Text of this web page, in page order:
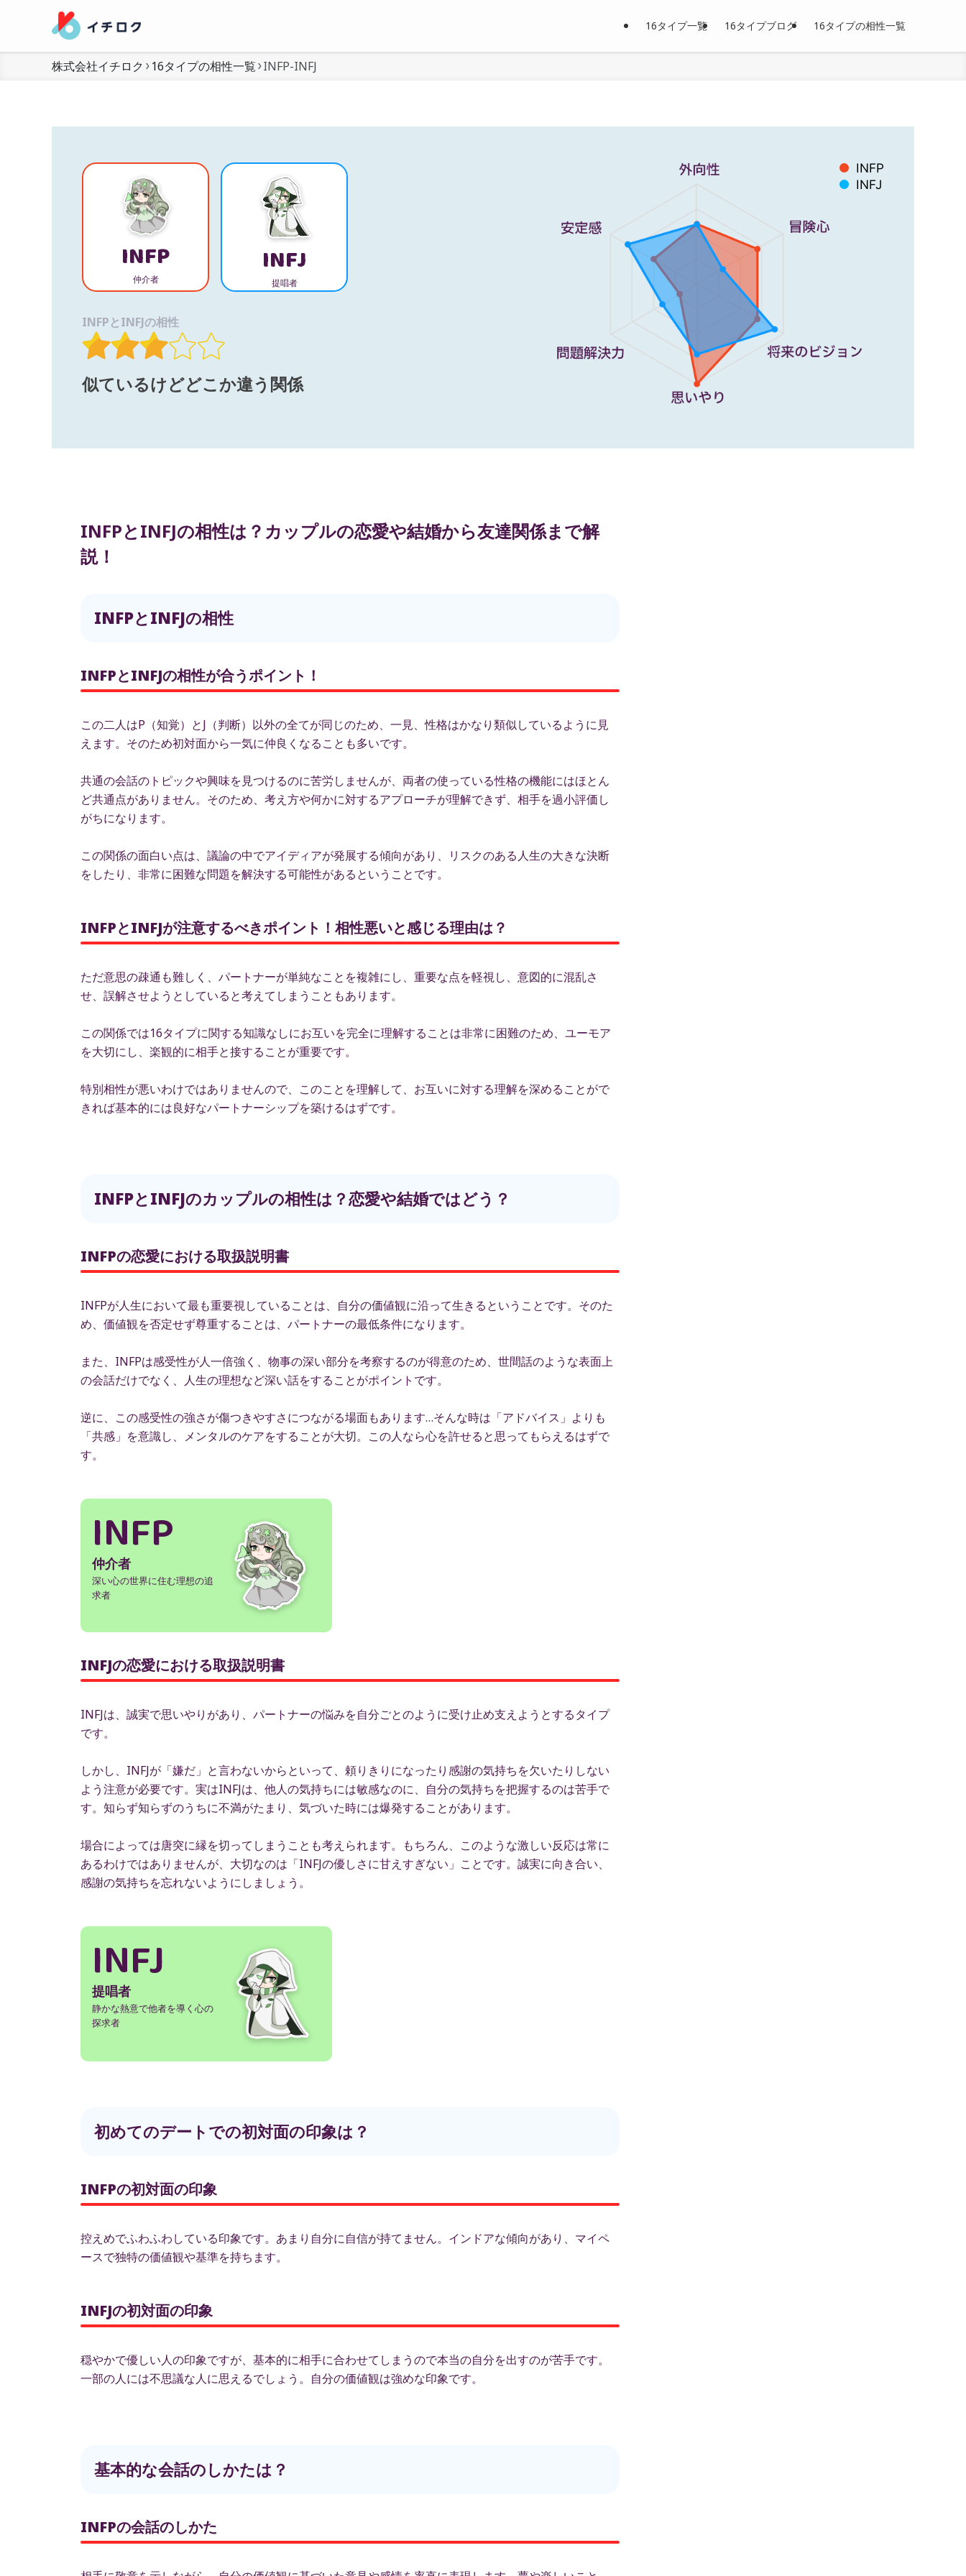
16タイプ一覧 16タイプブログ 16タイプの相性一覧
株式会社イチロク 16タイプの相性一覧 INFP-INFJ
INFP
仲介者
INFJ
提唱者
INFPとINFJの相性
似ているけどどこか違う関係
INFP
INFJ
INFPとINFJの相性は？カップルの恋愛や結婚から友達関係まで解
説！
INFPとINFJの相性
INFPとINFJの相性が合うポイント！
この二人はP（知覚）とJ（判断）以外の全てが同じのため、一見、性格はかなり類似しているように見
えます。そのため初対面から一気に仲良くなることも多いです。
共通の会話のトピックや興味を見つけるのに苦労しませんが、両者の使っている性格の機能にはほとん
ど共通点がありません。そのため、考え方や何かに対するアプローチが理解できず、相手を過小評価し
がちになります。
この関係の面白い点は、議論の中でアイディアが発展する傾向があり、リスクのある人生の大きな決断
をしたり、非常に困難な問題を解決する可能性があるということです。
INFPとINFJが注意するべきポイント！相性悪いと感じる理由は？
ただ意思の疎通も難しく、パートナーが単純なことを複雑にし、重要な点を軽視し、意図的に混乱さ
せ、誤解させようとしていると考えてしまうこともあります。
この関係では16タイプに関する知識なしにお互いを完全に理解することは非常に困難のため、ユーモア
を大切にし、楽観的に相手と接することが重要です。
特別相性が悪いわけではありませんので、このことを理解して、お互いに対する理解を深めることがで
きれば基本的には良好なパートナーシップを築けるはずです。
INFPとINFJのカップルの相性は？恋愛や結婚ではどう？
INFPの恋愛における取扱説明書
INFPが人生において最も重要視していることは、自分の価値観に沿って生きるということです。そのた
め、価値観を否定せず尊重することは、パートナーの最低条件になります。
また、INFPは感受性が人一倍強く、物事の深い部分を考察するのが得意のため、世間話のような表面上
の会話だけでなく、人生の理想など深い話をすることがポイントです。
逆に、この感受性の強さが傷つきやすさにつながる場面もあります…そんな時は「アドバイス」よりも
「共感」を意識し、メンタルのケアをすることが大切。この人なら心を許せると思ってもらえるはずで
す。
INFP
仲介者
深い心の世界に住む理想の追
求者
INFJの恋愛における取扱説明書
INFJは、誠実で思いやりがあり、パートナーの悩みを自分ごとのように受け止め支えようとするタイプ
です。
しかし、INFJが「嫌だ」と言わないからといって、頼りきりになったり感謝の気持ちを欠いたりしない
よう注意が必要です。実はINFJは、他人の気持ちには敏感なのに、自分の気持ちを把握するのは苦手で
す。知らず知らずのうちに不満がたまり、気づいた時には爆発することがあります。
場合によっては唐突に縁を切ってしまうことも考えられます。もちろん、このような激しい反応は常に
あるわけではありませんが、大切なのは「INFJの優しさに甘えすぎない」ことです。誠実に向き合い、
感謝の気持ちを忘れないようにしましょう。
INFJ
提唱者
静かな熱意で他者を導く心の
探求者
初めてのデートでの初対面の印象は？
INFPの初対面の印象
控えめでふわふわしている印象です。あまり自分に自信が持てません。インドアな傾向があり、マイペ
ースで独特の価値観や基準を持ちます。
INFJの初対面の印象
穏やかで優しい人の印象ですが、基本的に相手に合わせてしまうので本当の自分を出すのが苦手です。
一部の人には不思議な人に思えるでしょう。自分の価値観は強めな印象です。
基本的な会話のしかたは？
INFPの会話のしかた